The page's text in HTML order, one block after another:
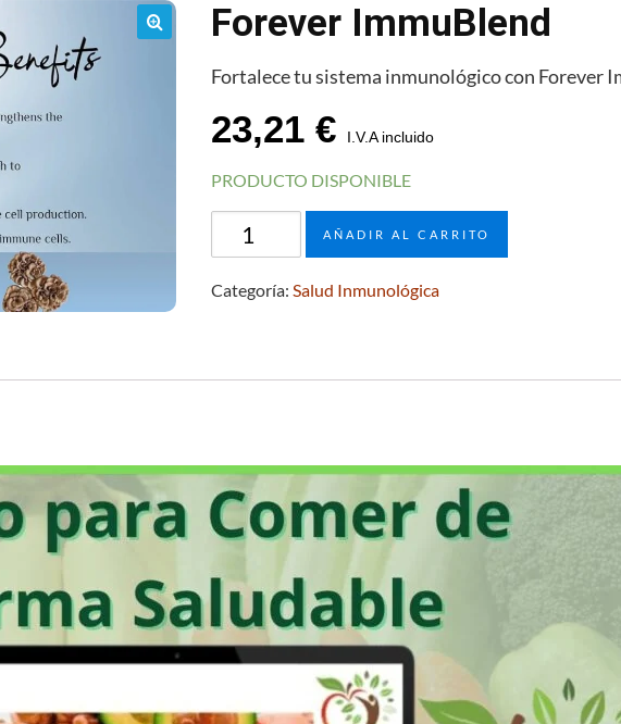
Forever ImmuBlend
Fortalece tu sistema inmunológico con Forever
23,21 € I.V.A incluido
PRODUCTO DISPONIBLE
Forever
ImmuBlend
AÑADIR AL CARRITO
Categoría: Salud Inmunológica